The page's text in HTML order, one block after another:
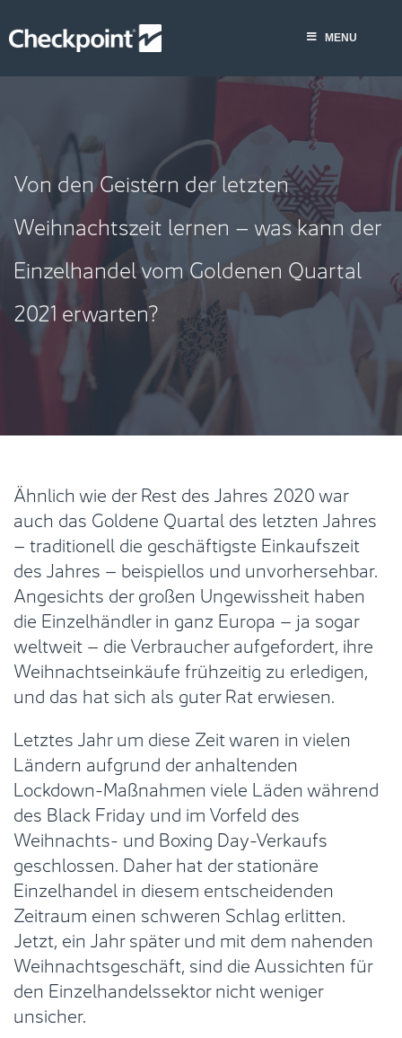
to
MENU
Von den Geistern der letzten
Weihnachtszeit lernen – was kann der
Einzelhandel vom Goldenen Quartal
2021 erwarten?
Ähnlich wie der Rest des Jahres 2020 war
auch das Goldene Quartal des letzten Jahres
– traditionell die geschäftigste Einkaufszeit
des Jahres – beispiellos und unvorhersehbar.
Angesichts der großen Ungewissheit haben
die Einzelhändler in ganz Europa – ja sogar
weltweit – die Verbraucher aufgefordert, ihre
Weihnachtseinkäufe frühzeitig zu erledigen,
und das hat sich als guter Rat erwiesen.
Letztes Jahr um diese Zeit waren in vielen
Ländern aufgrund der anhaltenden
Lockdown-Maßnahmen viele Läden während
des Black Friday und im Vorfeld des
Weihnachts- und Boxing Day-Verkaufs
geschlossen. Daher hat der stationäre
Einzelhandel in diesem entscheidenden
Zeitraum einen schweren Schlag erlitten.
Jetzt, ein Jahr später und mit dem nahenden
Weihnachtsgeschäft, sind die Aussichten für
den Einzelhandelssektor nicht weniger
unsicher.